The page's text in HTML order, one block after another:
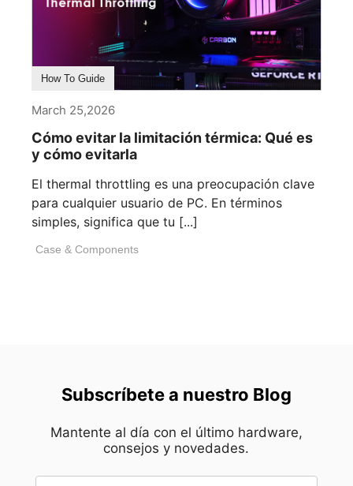
How To Guide
March 25,2026
Cómo evitar la limitación térmica: Qué es
y cómo evitarla
El thermal throttling es una preocupación clave
para cualquier usuario de PC. En términos
simples, significa que tu [...]
Case & Components
Subscríbete a nuestro Blog
Mantente al día con el último hardware,
consejos y novedades.